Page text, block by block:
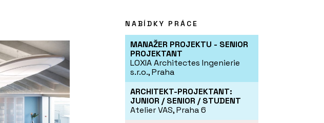
NABÍDKY PRÁCE
MANAŽER PROJEKTU - SENIOR
PROJEKTANT
LOXIA Architectes Ingenierie
s.r.o., Praha
ARCHITEKT-PROJEKTANT:
JUNIOR / SENIOR / STUDENT
Atelier VAS, Praha 6